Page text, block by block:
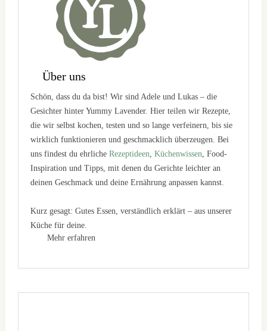
Über uns
Schön, dass du da bist! Wir sind Adele und Lukas – die
Gesichter hinter Yummy Lavender. Hier teilen wir Rezepte,
die wir selbst kochen, testen und so lange verfeinern, bis sie
wirklich funktionieren und geschmacklich überzeugen. Bei
uns findest du ehrlicheRezeptideen ,Küchenwissen , Food-
Inspiration und Tipps, mit denen du Gerichte leichter an
deinen Geschmack und deine Ernährung anpassen kannst.
Kurz gesagt: Gutes Essen, verständlich erklärt – aus unserer
Küche für deine.
Mehr erfahren